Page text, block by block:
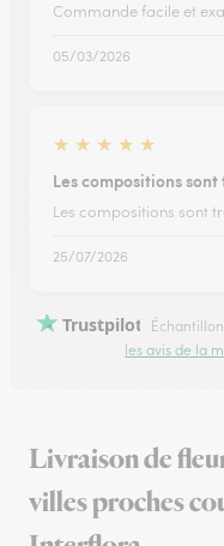
Commande facile et
05/03/2026
★ ★ ★ ★ ★
Les compositions
Les compositions sont
25/07/2026
Trustpilot
les avis de la
Livraison de
villes proches